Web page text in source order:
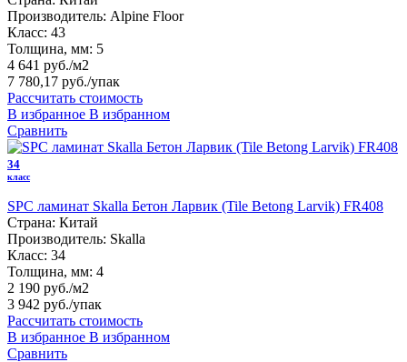
Производитель: Alpine Floor
Класс: 43
Толщина, мм: 5
4 641 руб./м2
7 780,17 руб./упак
Рассчитать стоимость
В избранное В избранном
Сравнить
34
класс
SPC ламинат Skalla Бетон Ларвик (Tile Betong Larvik) FR408
Страна: Китай
Производитель: Skalla
Класс: 34
Толщина, мм: 4
2 190 руб./м2
3 942 руб./упак
Рассчитать стоимость
В избранное В избранном
Сравнить